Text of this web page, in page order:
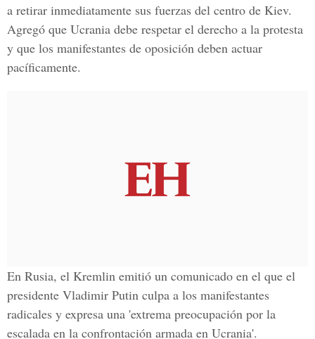
a retirar inmediatamente sus fuerzas del centro de Kiev.
Agregó que Ucrania debe respetar el derecho a la protesta
y que los manifestantes de oposición deben actuar
pacíficamente.
En Rusia, el Kremlin emitió un comunicado en el que el
presidente Vladimir Putin culpa a los manifestantes
radicales y expresa una 'extrema preocupación por la
escalada en la confrontación armada en Ucrania'.